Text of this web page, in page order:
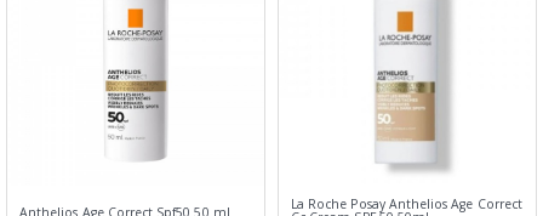
Anthelios Age Correct Spf50 50 ml La Roche Posay Anthelios Age Correct